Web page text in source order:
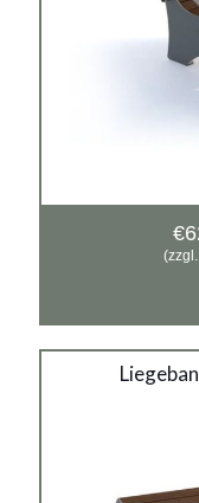
€
verzinkter Stahl